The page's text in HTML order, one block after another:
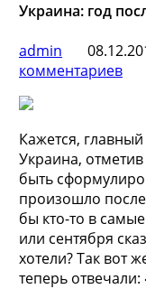
Украина: год
admin
комментариев
Кажется,
Украина,
быть
произошло
бы кто-то в
или сентября
хотели? Так вот
теперь